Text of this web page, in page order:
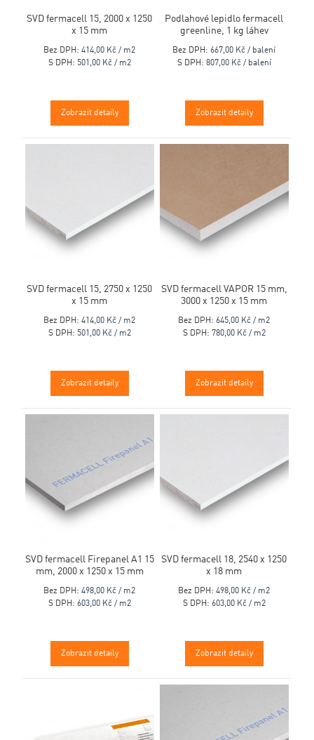
SVD fermacell 15, 2000 x 1250
x 15 mm
Bez DPH: 414,00 Kč / m2
S DPH: 501,00 Kč / m2
Zobrazit detaily
Podlahové lepidlo fermacell
greenline, 1 kg láhev
Bez DPH: 667,00 Kč / balení
S DPH: 807,00 Kč / balení
Zobrazit detaily
SVD fermacell 15, 2750 x 1250
x 15 mm
Bez DPH: 414,00 Kč / m2
S DPH: 501,00 Kč / m2
Zobrazit detaily
SVD fermacell VAPOR 15 mm,
3000 x 1250 x 15 mm
Bez DPH: 645,00 Kč / m2
S DPH: 780,00 Kč / m2
Zobrazit detaily
SVD fermacell Firepanel A1 15
mm, 2000 x 1250 x 15 mm
Bez DPH: 498,00 Kč / m2
S DPH: 603,00 Kč / m2
Zobrazit detaily
SVD fermacell 18, 2540 x 1250
x 18 mm
Bez DPH: 498,00 Kč / m2
S DPH: 603,00 Kč / m2
Zobrazit detaily